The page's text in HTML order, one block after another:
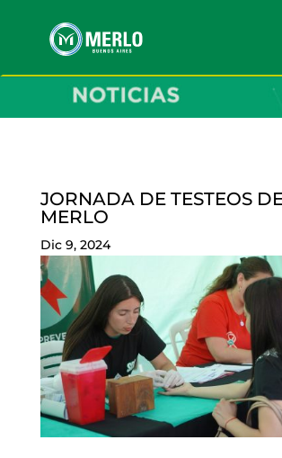
JORNADA DE TESTEOS
MERLO
Dic 9, 2024